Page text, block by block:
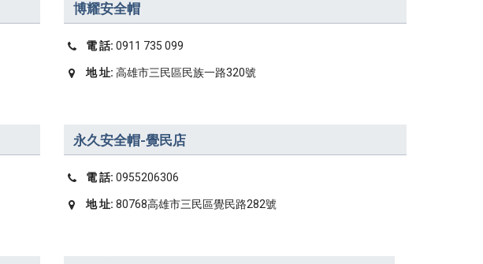
博耀安全帽
電 話: 0911 735 099
地 址: 高雄市三民區民族一路320號
永久安全帽-覺民店
電 話: 0955206306
地 址: 80768高雄市三民區覺民路282號